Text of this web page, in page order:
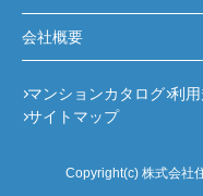
会社概要
マンションカタログ 利
サイトマップ
Copyright(c) 株式会社